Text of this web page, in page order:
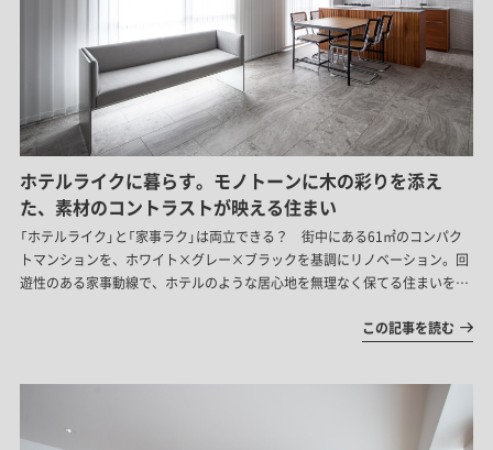
ホテルライクに暮らす。モノトーンに木の彩りを添え
た、素材のコントラストが映える住まい
「ホテルライク」と「家事ラク」は両立できる？ 街中にある61㎡のコンパク
トマンションを、ホワイト×グレー×ブラックを基調にリノベーション。回
遊性のある家事動線で、ホテルのような居心地を無理なく保てる住まいを実
この記事を読む